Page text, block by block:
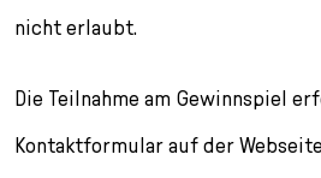
nicht erlaubt.
Die Teilnahme am Gewinnspiel
Kontaktformular auf der